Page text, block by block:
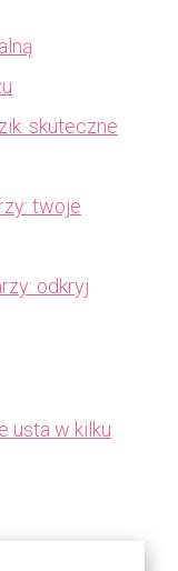
skuteczne
twoje
odkryj
usta w kilku